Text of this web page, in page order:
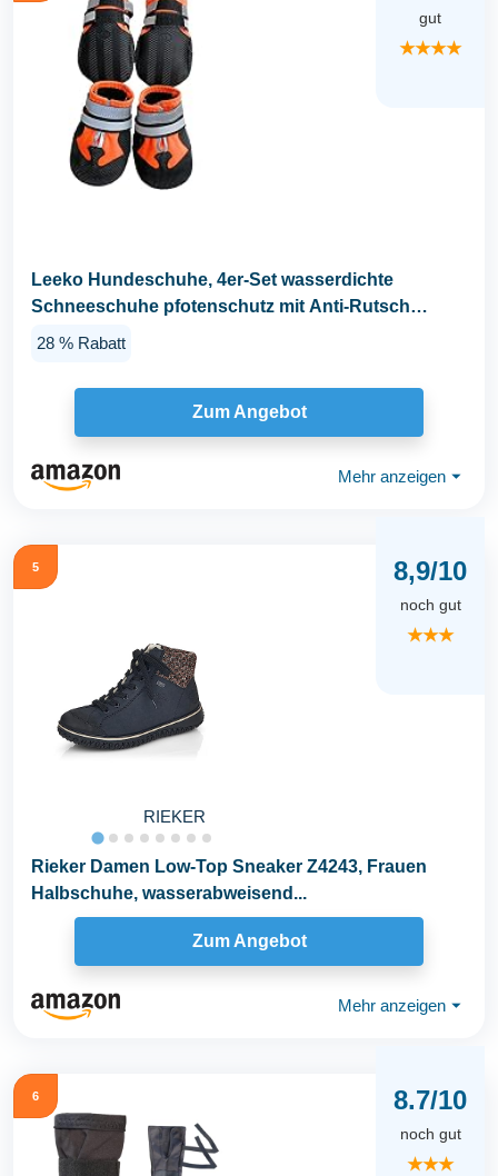
gut
★★★★
Leeko Hundeschuhe, 4er-Set wasserdichte
Schneeschuhe pfotenschutz mit Anti-Rutsch
Sohle...
28 % Rabatt
Zum Angebot
Mehr anzeigen ⏷
5
RIEKER
8,9/10
noch gut
★★★
Rieker Damen Low-Top Sneaker Z4243, Frauen
Halbschuhe, wasserabweisend...
Zum Angebot
Mehr anzeigen ⏷
6 8.7/10
noch gut
★★★